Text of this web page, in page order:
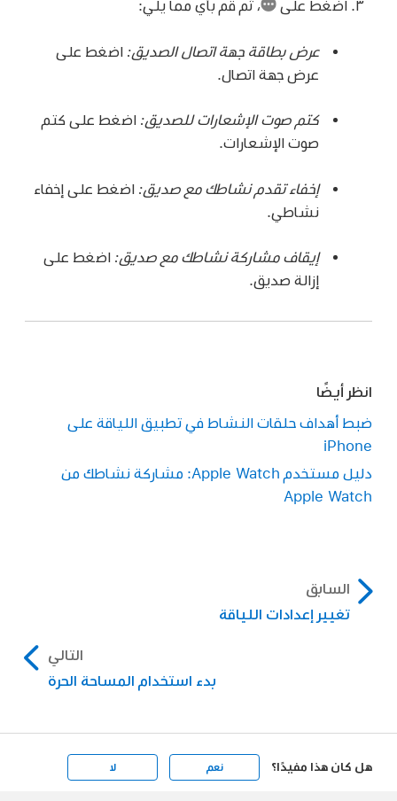
اضغط على ، ثم قم بأي مما يلي:
عرض بطاقة جهة اتصال الصديق:اضغط على
عرض جهة اتصال.
كتم صوت الإشعارات للصديق:اضغط على كتم
صوت الإشعارات.
إخفاء تقدم نشاطك مع صديق:اضغط على إخفاء
نشاطي.
إيقاف مشاركة نشاطك مع صديق:اضغط على
إزالة صديق.
انظر أيضًا
ضبط أهداف حلقات النشاط في تطبيق اللياقة على
iPhone
دليل مستخدم Apple Watch: مشاركة نشاطك من
Apple Watch
السابق
تغيير إعدادات اللياقة
التالي
بدء استخدام المساحة الحرة
هل كان هذا مفيدًا؟ نعم لا